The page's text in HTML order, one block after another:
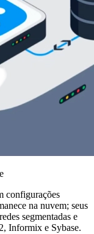
configurações
na nuvem; seus
segmentadas e
Informix e Sybase.